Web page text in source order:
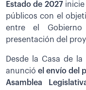
Estado de 2027
públicos con el
entre el
presentación del
Desde la Casa de
anunció el envío del
Asamblea